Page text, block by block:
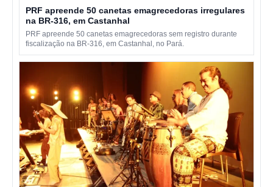
PRF apreende 50 canetas emagrecedoras irregulares
na BR-316, em Castanhal
PRF apreende 50 canetas emagrecedoras sem registro durante
fiscalização na BR-316, em Castanhal, no Pará.